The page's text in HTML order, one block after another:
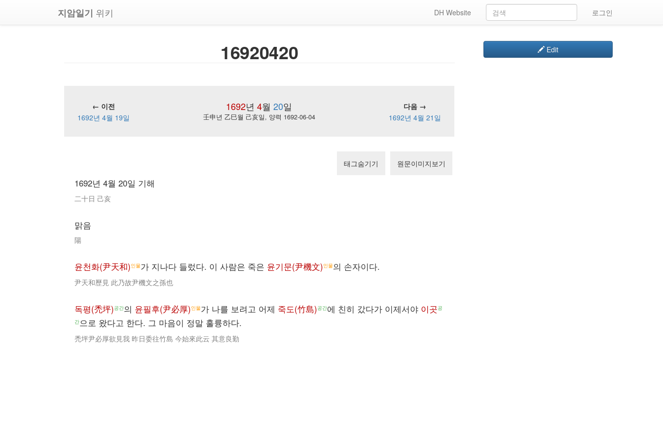
지암일기 위키 로그인
DH Website
16920420
1692년 4월 20일
← 이전
다음 →
1692년 4월 19일
壬申년 乙巳월 己亥일, 양력 1692-06-04 1692년 4월 21일
태그숨기기 원문이미지보기
1692년 4월 20일 기해
二十日 己亥
맑음
陽
윤천화(尹天和)인물가 지나다 들렀다. 이 사람은 죽은 윤기문(尹機文)인물의 손자이다.
尹天和歷見 此乃故尹機文之孫也
독평(禿坪)공간의 윤필후(尹必厚)인물가 나를 보려고 어제 죽도(竹島)공간에 친히 갔다가 이제서야 이곳공
간으로 왔다고 한다. 그 마음이 정말 훌륭하다.
禿坪尹必厚欲見我 昨日委往竹島 今始來此云 其意良勤
Edit